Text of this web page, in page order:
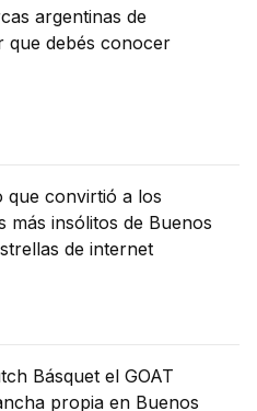
argentinas de
que debés conocer
que convirtió a los
más insólitos de Buenos
de internet
Básquet el GOAT
propia en Buenos